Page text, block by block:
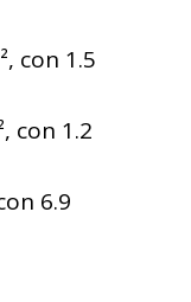
con 1.5
con 1.2
6.9